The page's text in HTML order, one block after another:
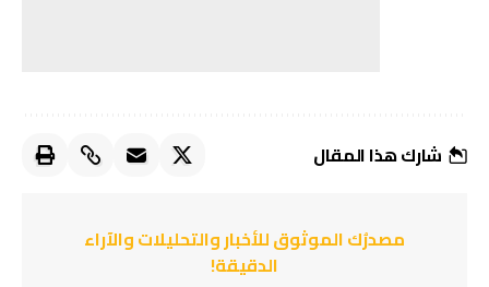
شارك هذا المقال
مصدرُك الموثوق للأخبار والتحليلات والآراء
الدقيقة!